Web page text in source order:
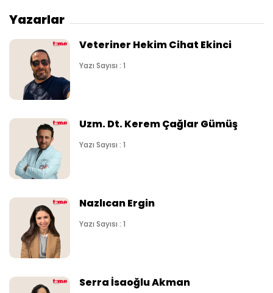
Yazarlar
Veteriner Hekim Cihat Ekinci
Yazı Sayısı : 1
Uzm. Dt. Kerem Çağlar Gümüş
Yazı Sayısı : 1
Nazlıcan Ergin
Yazı Sayısı : 1
Serra İsaoğlu Akman